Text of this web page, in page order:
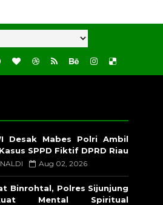
Desak Mabes Polri Ambil
SPPD Fiktif DPRD Riau
Aug 02, 2026
Binrohtal, Polres Sijunjung
Mental Spiritual